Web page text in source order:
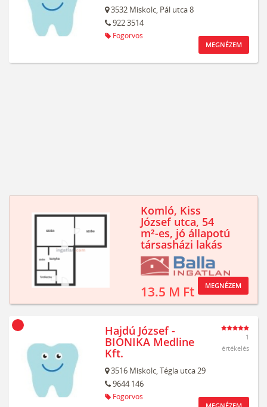
3532 Miskolc, Pál utca 8
922 3514
Fogorvos
MEGNÉZEM
Komló, Kiss
József utca, 54
m²-es, jó állapotú
társasházi lakás
13.5 M Ft MEGNÉZEM
Hajdú József -
BIONIKA Medline
Kft.
3516 Miskolc,Tégla utca 29
9644 146
Fogorvos
1
értékelés